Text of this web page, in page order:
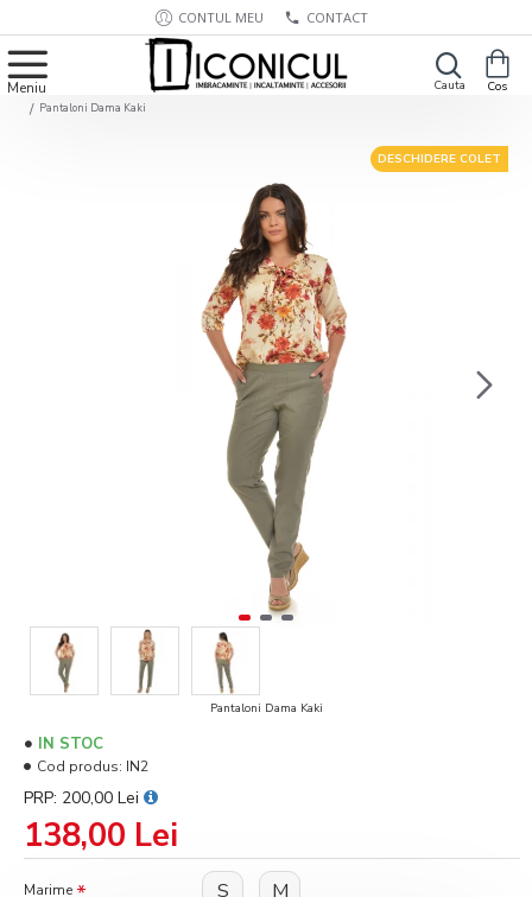
CONTUL MEU CONTACT
Pantaloni Dama Kaki
DESCHIDERE COLET
Pantaloni Dama Kaki
138,00 Lei
PRP: 200,00 Lei
IN STOC
Cod produs: IN2
Marime S M